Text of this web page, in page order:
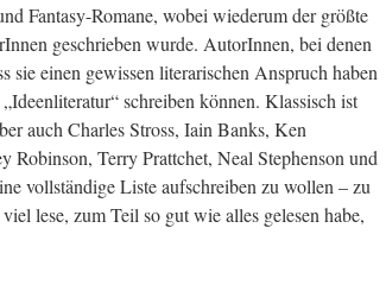
Fan­ta­sy-Roma­ne, wobei wie­der­um der größ­te
geschrie­ben wur­de. AutorIn­nen, bei denen
sie einen gewis­sen lite­ra­ri­schen Anspruch haben
schrei­ben kön­nen. Klas­sisch ist
auch Charles Stross, Iain Banks, Ken
Ter­ry Pratt­chet, Neal Ste­phen­son und
voll­stän­di­ge Lis­te auf­schrei­ben zu wol­len – zu
lese, zum Teil so gut wie alles gele­sen habe,